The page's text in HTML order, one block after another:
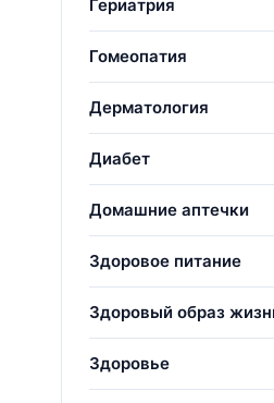
Гериатрия
Гомеопатия
Дерматология
Диабет
Домашние аптечки
Здоровое питание
Здоровый образ
Здоровье